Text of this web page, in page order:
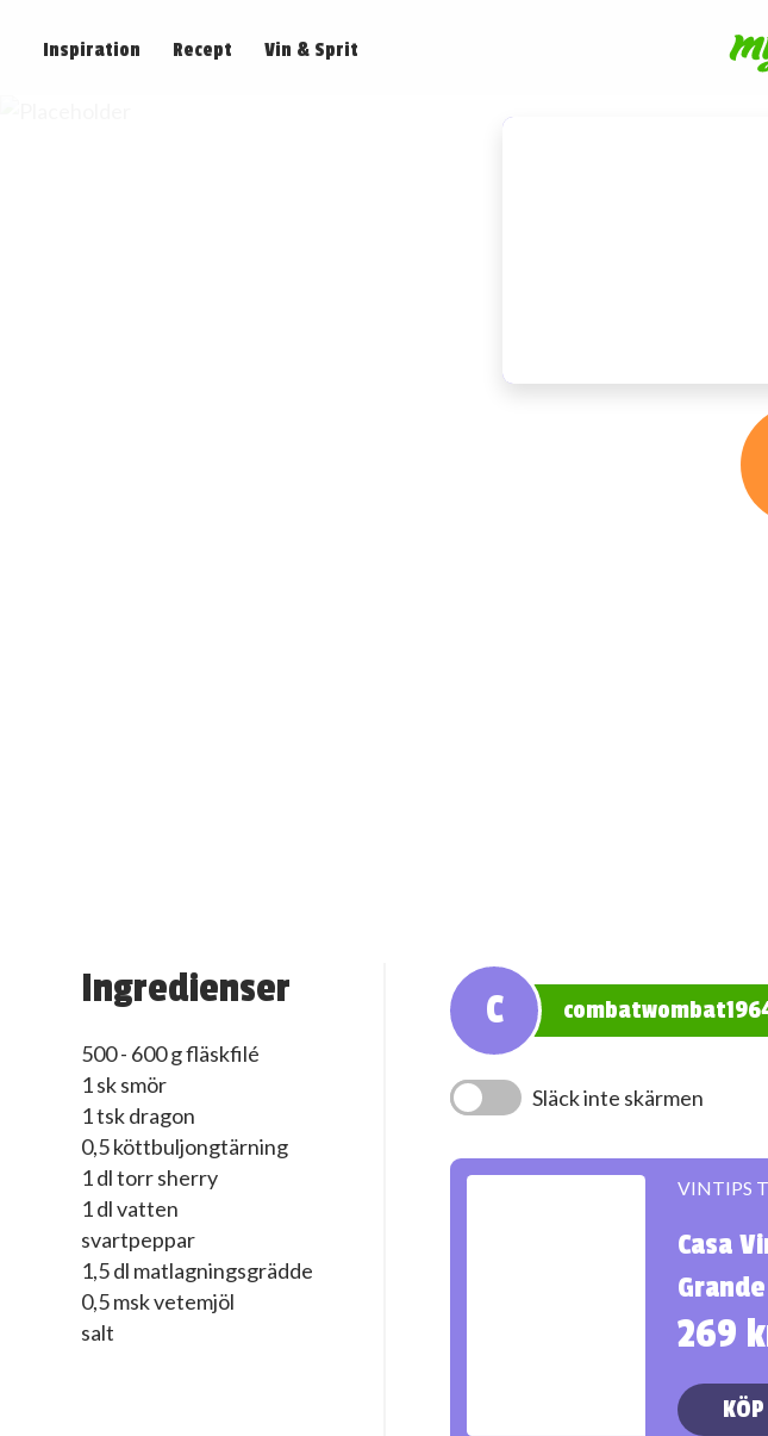
Inspiration Recept Vin & Sprit
Ingredienser
500 - 600 g fläskfilé
1 sk smör
1 tsk dragon
0,5 köttbuljongtärning
1 dl torr sherry
1 dl vatten
svartpeppar
1,5 dl matlagningsgrädde
0,5 msk vetemjöl
salt
C
Släck inte skärmen
VINTIPS
Casa
269
KÖP